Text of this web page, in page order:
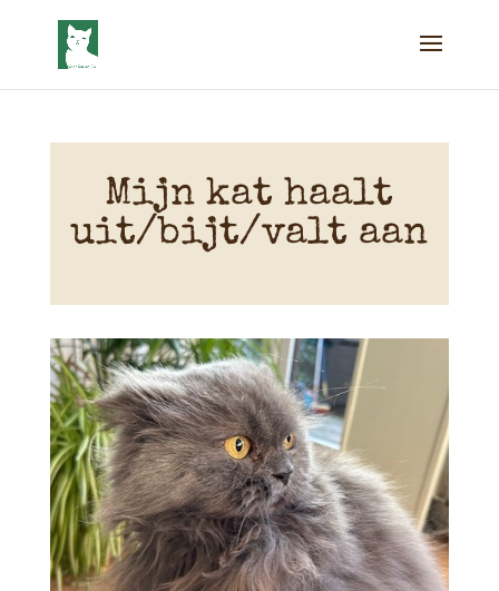
Mijn kat haalt
uit/bijt/valt aan